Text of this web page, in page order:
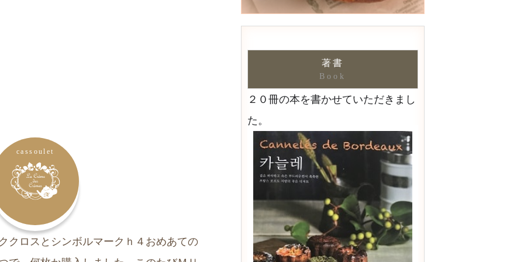
cassoulet
クロスとシンボルマークｈ４おめあての
著書
Book
２０冊の本を書かせていただきまし
た。